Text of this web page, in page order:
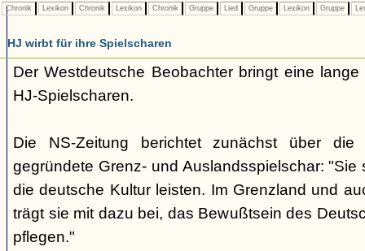
Chronik Lexikon Chronik Lexikon Chronik Gruppe Lied Gruppe Lexikon Gruppe
HJ wirbt für ihre Spielscharen
Der Westdeutsche Beobachter bringt eine
HJ-Spielscharen.
Die NS-Zeitung berichtet zunächst über die
gegründete Grenz- und Auslandsspielschar: "Sie
die deutsche Kultur leisten. Im Grenzland und
trägt sie mit dazu bei, das Bewußtsein des
pflegen."